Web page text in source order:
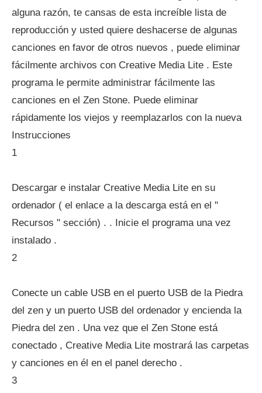
alguna razón, te cansas de esta increíble lista de
reproducción y usted quiere deshacerse de algunas
canciones en favor de otros nuevos , puede eliminar
fácilmente archivos con Creative Media Lite . Este
programa le permite administrar fácilmente las
canciones en el Zen Stone. Puede eliminar
rápidamente los viejos y reemplazarlos con la nueva
Instrucciones
1
Descargar e instalar Creative Media Lite en su
ordenador ( el enlace a la descarga está en el "
Recursos " sección) . . Inicie el programa una vez
instalado .
2
Conecte un cable USB en el puerto USB de la Piedra
del zen y un puerto USB del ordenador y encienda la
Piedra del zen . Una vez que el Zen Stone está
conectado , Creative Media Lite mostrará las carpetas
y canciones en él en el panel derecho .
3